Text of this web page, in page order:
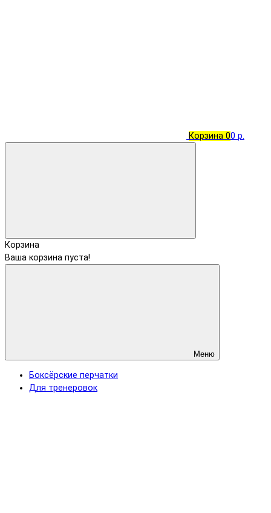
Корзина 00 р.
Корзина
Ваша корзина пуста!
Меню
Боксёрские перчатки
Для тренеровок